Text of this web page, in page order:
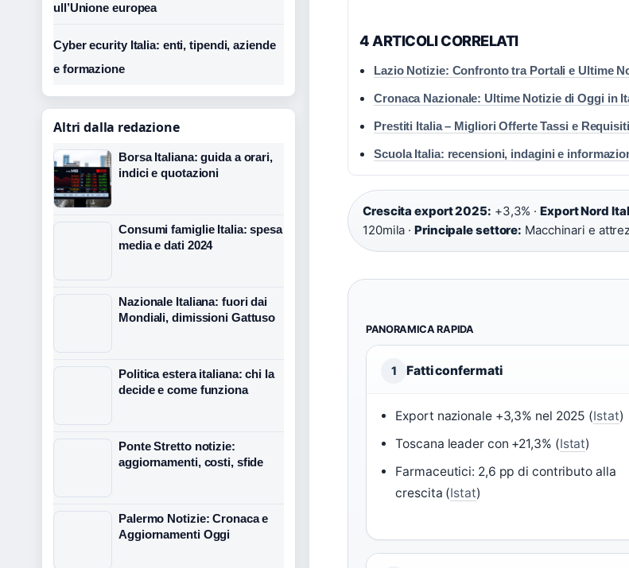
4 ARTICOLI CORRELATI
Lazio Notizie: Confronto tra Portali e Ultime
Cronaca Nazionale: Ultime Notizie di Oggi in
Prestiti Italia – Migliori Offerte Tassi e
Scuola Italia: recensioni, indagini e
Crescita export 2025: +3,3% ·Export Nord
120mila ·Principale settore: Macchinari e
PANORAMICA RAPIDA
1 Fatti confermati
Export nazionale +3,3% nel 2025 (Istat)
Toscana leader con +21,3% (Istat)
Farmaceutici: 2,6 pp di contributo alla
crescita (Istat)
ull’Unione europea
Cyber ecurity Italia: enti, tipendi, aziende
e formazione
Altri dalla redazione
Borsa Italiana: guida a orari,
indici e quotazioni
Consumi famiglie Italia: spesa
media e dati 2024
Nazionale Italiana: fuori dai
Mondiali, dimissioni Gattuso
Politica estera italiana: chi la
decide e come funziona
Ponte Stretto notizie:
aggiornamenti, costi, sfide
Palermo Notizie: Cronaca e
Aggiornamenti Oggi